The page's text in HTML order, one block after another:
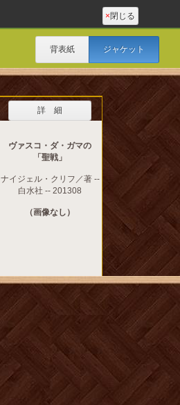
×閉じる
背表紙 ジャケット
詳 細
ヴァスコ・ダ・ガマの
「聖戦」
ナイジェル・クリフ／著 --
白水社 -- 201308
（画像なし）